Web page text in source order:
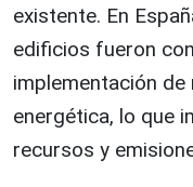
existente. En
edificios fueron
implementación
energética, lo que
recursos y